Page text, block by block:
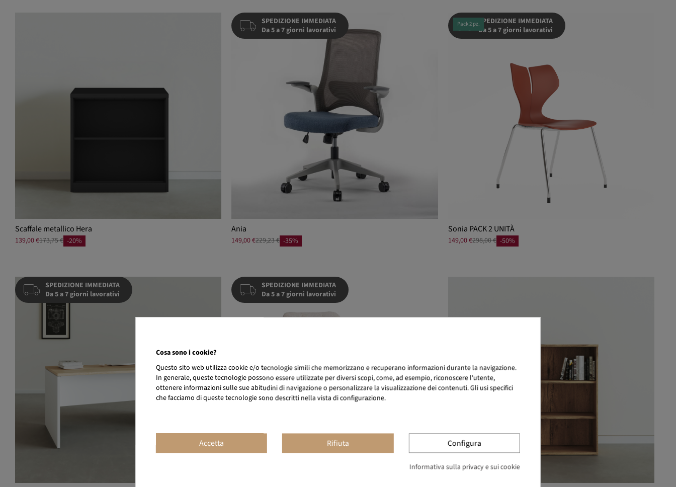
Scaffale metallico Hera
139,00 €173,75 € -20%
SPEDIZIONE IMMEDIATA
Da 5 a 7 giorni lavorativi
Ania
149,00 €229,23 € -35%
SPEDIZIONE IMMEDIATA
Da 5 a 7 giorni lavorativi
Pack 2 pz.
Sonia PACK 2 UNITÀ
149,00 €298,00 € -50%
SPEDIZIONE IMMEDIATA
Da 5 a 7 giorni lavorativi
SPEDIZIONE IMMEDIATA
Da 5 a 7 giorni lavorativi
Cosa sono i cookie?
Questo sito web utilizza cookie e/o tecnologie simili che memorizzano e recuperano informazioni durante la navigazione.
In generale, queste tecnologie possono essere utilizzate per diversi scopi, come, ad esempio, riconoscere l'utente,
ottenere informazioni sulle sue abitudini di navigazione o personalizzare la visualizzazione dei contenuti. Gli usi specifici
che facciamo di queste tecnologie sono descritti nella vista di configurazione.
Accetta Rifiuta Configura
Informativa sulla privacy e sui cookie